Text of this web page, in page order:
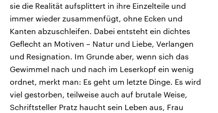
sie die Realität aufsplittert in ihre Einzelteile und
immer wieder zusammenfügt, ohne Ecken und
Kanten abzuschleifen. Dabei entsteht ein dichtes
Geflecht an Motiven – Natur und Liebe, Verlangen
und Resignation. Im Grunde aber, wenn sich das
Gewimmel nach und nach im Leserkopf ein wenig
ordnet, merkt man: Es geht um letzte Dinge. Es wird
viel gestorben, teilweise auch auf brutale Weise,
Schriftsteller Pratz haucht sein Leben aus, Frau